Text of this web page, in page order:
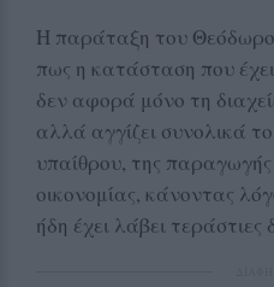
Η παράταξη του
πως η κατάσταση που
δεν αφορά μόνο τη
αλλά αγγίζει συνολικά
υπαίθρου, της παραγωγής
οικονομίας, κάνοντας
ήδη έχει λάβει τεράστιες